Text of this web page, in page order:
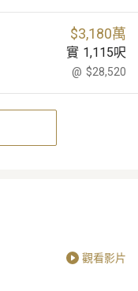
$3,180萬
實 1,115呎
@ $28,520
觀看影片